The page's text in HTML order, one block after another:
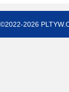
©2022-2026